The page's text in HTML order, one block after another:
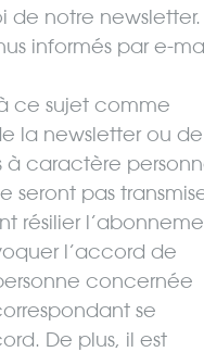
de notre newsletter.
informés par e-
ce sujet comme
la newsletter ou de
à caractère
pas
résilier
l’accord de
concernée
se
De plus, il est